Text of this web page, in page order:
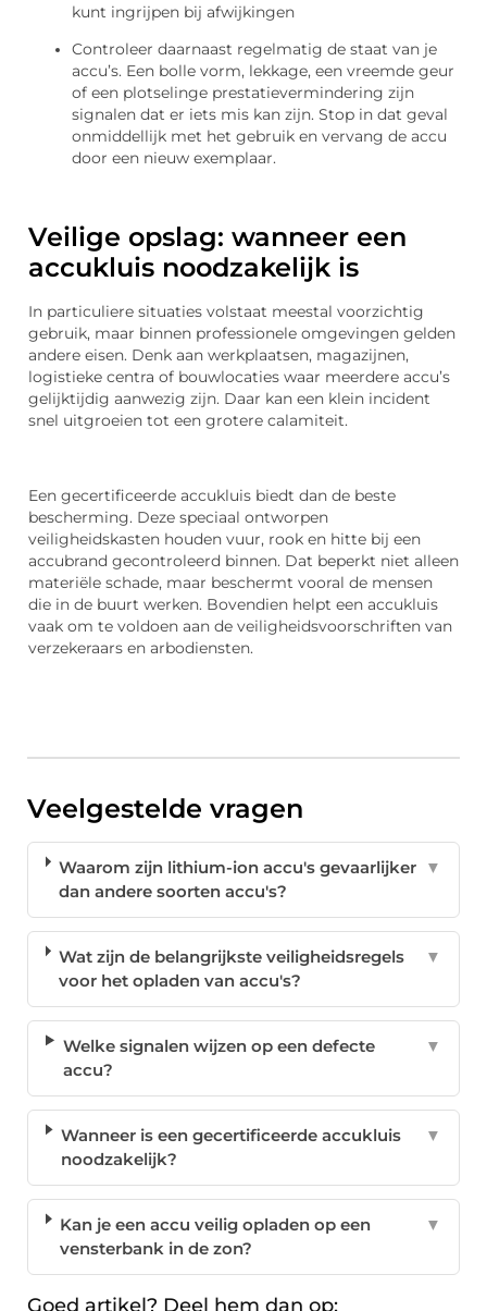
kunt ingrijpen bij afwijkingen
Controleer daarnaast regelmatig de staat van je
accu’s. Een bolle vorm, lekkage, een vreemde geur
of een plotselinge prestatievermindering zijn
signalen dat er iets mis kan zijn. Stop in dat geval
onmiddellijk met het gebruik en vervang de accu
door een nieuw exemplaar.
Veilige opslag: wanneer een
accukluis noodzakelijk is
In particuliere situaties volstaat meestal voorzichtig
gebruik, maar binnen professionele omgevingen gelden
andere eisen. Denk aan werkplaatsen, magazijnen,
logistieke centra of bouwlocaties waar meerdere accu’s
gelijktijdig aanwezig zijn. Daar kan een klein incident
snel uitgroeien tot een grotere calamiteit.
Een gecertificeerde accukluis biedt dan de beste
bescherming. Deze speciaal ontworpen
veiligheidskasten houden vuur, rook en hitte bij een
accubrand gecontroleerd binnen. Dat beperkt niet alleen
materiële schade, maar beschermt vooral de mensen
die in de buurt werken. Bovendien helpt een accukluis
vaak om te voldoen aan de veiligheidsvoorschriften van
verzekeraars en arbodiensten.
Veelgestelde vragen
Waarom zijn lithium-ion accu's gevaarlijker
dan andere soorten accu's?
▼
Wat zijn de belangrijkste veiligheidsregels
voor het opladen van accu's?
▼
Welke signalen wijzen op een defecte
accu?
▼
Wanneer is een gecertificeerde accukluis
noodzakelijk?
▼
Kan je een accu veilig opladen op een
vensterbank in de zon?
▼
Goed artikel? Deel hem dan op: